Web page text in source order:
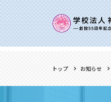
トップ お知らせ